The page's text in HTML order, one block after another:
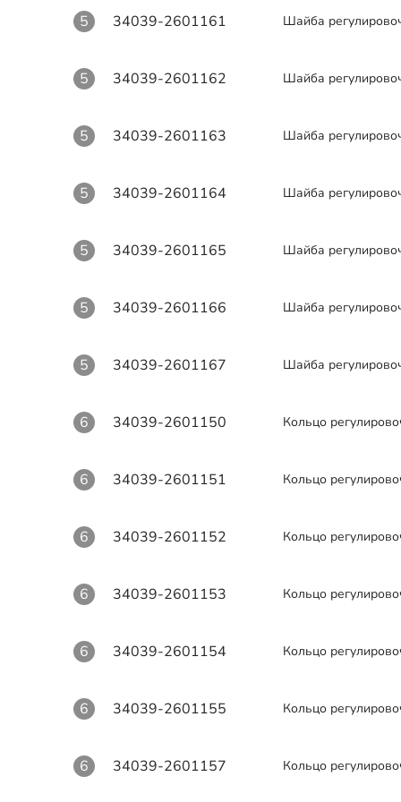
5 34039-2601161 Шайба
5 34039-2601162 Шайба
5 34039-2601163 Шайба
5 34039-2601164 Шайба
5 34039-2601165 Шайба
5 34039-2601166 Шайба
5 34039-2601167 Шайба
6 34039-2601150 Кольцо
6 34039-2601151 Кольцо
6 34039-2601152 Кольцо
6 34039-2601153 Кольцо
6 34039-2601154 Кольцо
6 34039-2601155 Кольцо
6 34039-2601157 Кольцо